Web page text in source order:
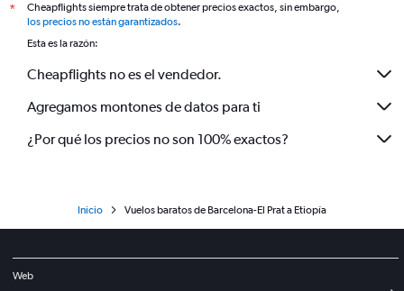
*
Cheapflights siempre trata de obtener precios exactos, sin embargo,
los precios no están garantizados.
Esta es la razón:
Cheapflights no es el vendedor.
Agregamos montones de datos para ti
¿Por qué los precios no son 100% exactos?
Inicio Vuelos baratos de Barcelona-El Prat a Etiopía
Web